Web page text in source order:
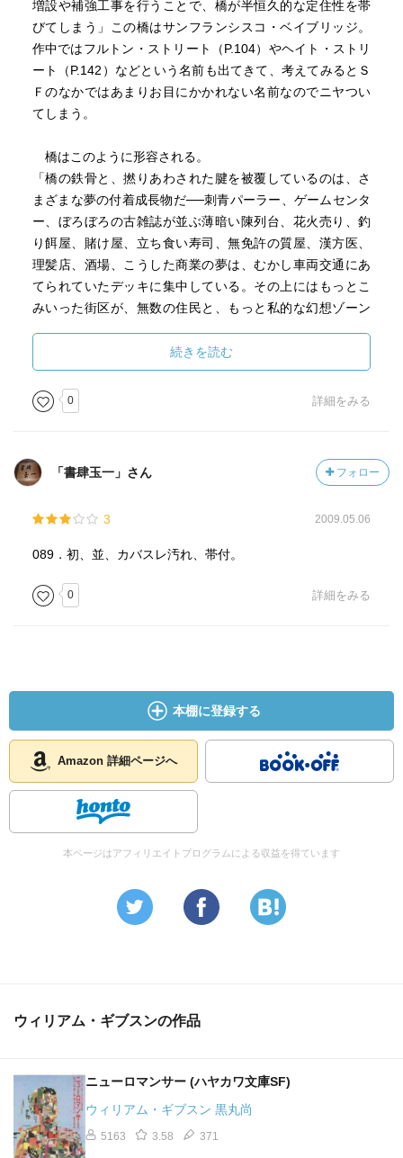
増設や補強工事を行うことで、橋が半恒久的な定住性を帯
びてしまう」この橋はサンフランシスコ・ベイブリッジ。
作中ではフルトン・ストリート（P.104）やヘイト・ストリ
ート（P.142）などという名前も出てきて、考えてみるとＳ
Ｆのなかではあまりお目にかかれない名前なのでニヤつい
てしまう。
橋はこのように形容される。
「橋の鉄骨と、撚りあわされた腱を被覆しているのは、さ
まざまな夢の付着成長物だ──刺青パーラー、ゲームセンタ
ー、ぼろぼろの古雑誌が並ぶ薄暗い陳列台、花火売り、釣
り餌屋、賭け屋、立ち食い寿司、無免許の質屋、漢方医、
理髪店、酒場、こうした商業の夢は、むかし車両交通にあ
てられていたデッキに集中している。その上にはもっとこ
みいった街区が、無数の住民と、もっと私的な幻想ゾーン
「夜になると、橋はクリスマスの飾り電球や、再利用のネ
オンサインや、たいまつの光に照らし出され、奇妙な中世
的エネルギーがそこに乗り移る」（P.70）
「なにかの計画に合わせて作られたものはひとつもないよ
うに見える。ショッピング・モールとはそこがちがう。モ
がめる。ここではどの店も勝手気ままに生えてきたよう
だ。ひとつのものの上にべつのものがつぎたされていくう
に包みこまれてしまう。おなじものはどこにもない。どれ
を見てもちがう材料が使われ、どの材料も本来の目的とは
るホームレスたちが占拠したことだった。スクワットとし
ては最大規模のものだろう。
日本から来た大阪大学の研究者、山崎は「近代的なもの
が、橋の上では終わった」と考える。中世的と表現してい
るのと同じことを表現していると見ていいだろう。阿呆
舟、聖月曜日、このようなものがあればますます素晴らし
いが、無いものねだりはやめよう。
いっぽう、ゴールデンゲートパークはわびしい反対運動
ろう。
ギブスンは謝辞の中で、「公共スペースの私有化」につ
いて関心を寄せている。本書を書く際に参考にしたという
『クォーツの都』City of Quartz（1990.未訳）の著者マイ
ク・デイヴィスは、ウィキペディアによるとネオリベラリ
続きを読む
0 詳細をみる
「書肆玉一」さん フォロー
3 2009.05.06
089．初、並、カバスレ汚れ、帯付。
0 詳細をみる
本棚に登録する
Amazon 詳細ページへ
本ページはアフィリエイトプログラムによる収益を得ています
ウィリアム・ギブスンの作品
ニューロマンサー (ハヤカワ文庫SF)
ウィリアム・ギブスン 黒丸尚
5163 3.58 371